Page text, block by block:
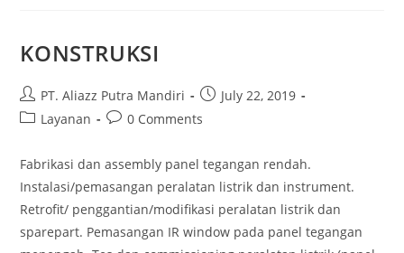
KONSTRUKSI
Post
author:
PT. Aliazz Putra Mandiri
Post
published:
July 22, 2019
PostLayanan
Post0 Comments
Fabrikasi dan assembly panel tegangan rendah.
Instalasi/pemasangan peralatan listrik dan instrument.
Retrofit/ penggantian/modifikasi peralatan listrik dan
sparepart. Pemasangan IR window pada panel tegangan